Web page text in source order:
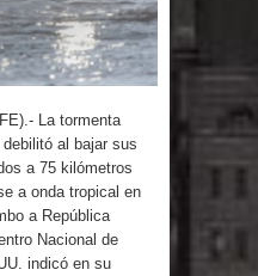
aclamación” a sus
peruano Ollanta
libertad tras la
de 15 años por
La tormenta
al bajar sus
a 75 kilómetros
a onda tropical en
a República
Nacional de
indicó en su